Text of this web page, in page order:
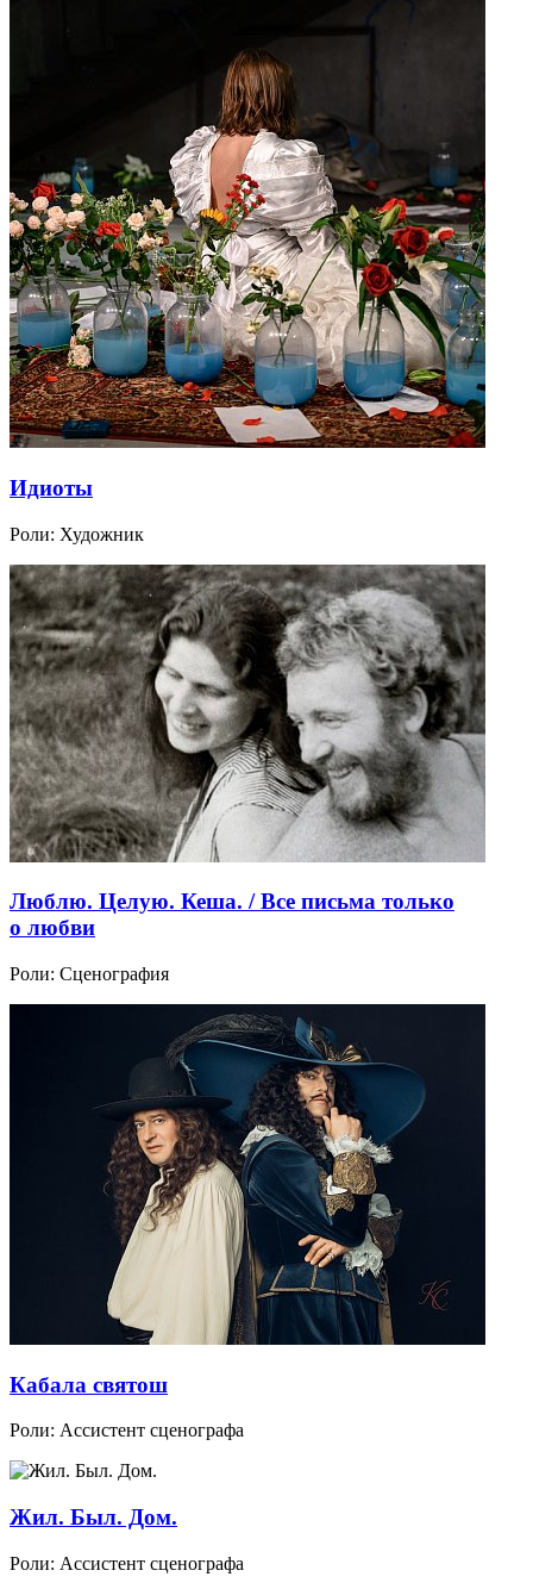
Идиоты
Роли: Художник
Люблю. Целую. Кеша. / Все письма только
о любви
Роли: Сценография
Кабала святош
Роли: Ассистент сценографа
Жил. Был. Дом.
Роли: Ассистент сценографа